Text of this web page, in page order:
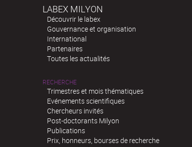
LABEX MILYON
Découvrir le labex
Gouvernance et organisation
International
Partenaires
Toutes les actualités
RECHERCHE
Trimestres et mois thématiques
Evénements scientifiques
Chercheurs invités
Post-doctorants Milyon
Publications
Prix, honneurs, bourses de recherche